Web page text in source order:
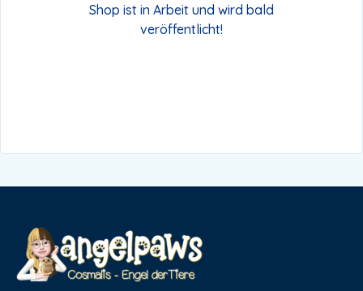
Shop ist in Arbeit und wird bald
veröffentlicht!